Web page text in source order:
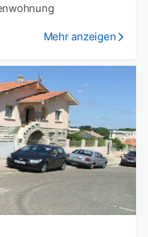
Mehr anzeigen